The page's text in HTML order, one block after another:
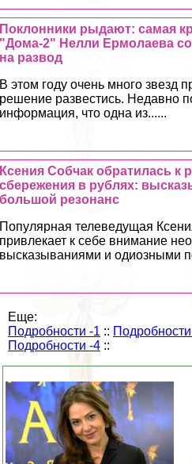
Поклонники рыдают: самая
"Дома-2" Нелли Ермолаева
на развод
В этом году очень много звезд
решение развестись. Недавно
информация, что одна из......
Ксения Собчак обратилась к
сбережения в рублях:
большой резонанс
Популярная телеведущая
привлекает к себе внимание
высказываниями и одиозными
Еще:
Подробности -1 ::
Подробности -4 ::